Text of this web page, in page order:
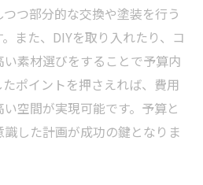
つ部分的な交換や塗装を行う
また、DIYを取り入れたり、コ
素材選びをすることで予算内
ポイントを押さえれば、費用
空間が実現可能です。予算と
した計画が成功の鍵となりま